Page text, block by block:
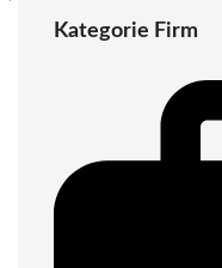
Kategorie Firm